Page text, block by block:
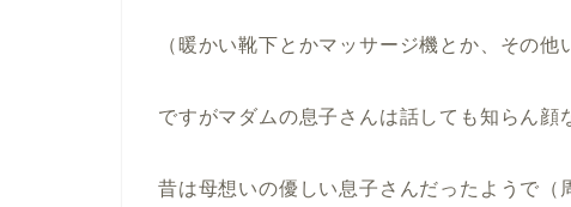
（暖かい靴下とかマッサージ機とか、その他
ですがマダムの息子さんは話しても知らん顔
昔は母想いの優しい息子さんだったようで（